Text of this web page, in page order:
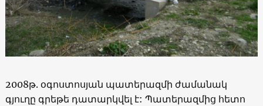
2008թ. օգոստոսյան պատերազմի ժամանակ
գյուղը գրեթե դատարկվել է: Պատերազմից հետո